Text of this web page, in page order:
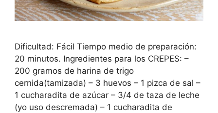
Dificultad: Fácil Tiempo medio de preparación:
20 minutos. Ingredientes para los CREPES: –
200 gramos de harina de trigo
cernida(tamizada) – 3 huevos – 1 pizca de sal –
1 cucharadita de azúcar – 3/4 de taza de leche
(yo uso descremada) – 1 cucharadita de